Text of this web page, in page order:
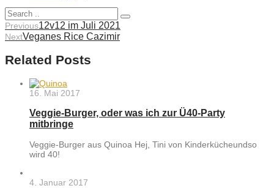
Previous12v12 im Juli 2021
NextVeganes Rice Cazimir
Related Posts
16. Mai 2017
Veggie-Burger, oder was ich zur Ü40-Party
mitbringe
Veggie-Burger aus Quinoa Hej, Tini von Kinderkücheundso
wird 40!
4. Januar 2017